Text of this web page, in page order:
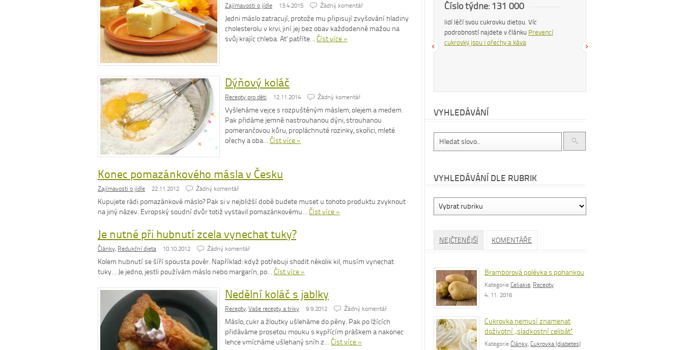
Zajímavosti o jídle 13.4.2015 Źádný komentář
Jedni máslo zatracují, protože mu připisují zvyšování hladiny
cholesterolu v krvi, jiní jej bez obav každodenně mažou na
svůj krajíc chleba. Ať patříte…Číst více »
Dýňový koláč
Recepty pro děti 12.11.2014 Źádný komentář
Vyšleháme vejce s rozpuštěným máslem, olejem a medem.
Pak přidáme jemně nastrouhanou dýni, strouhanou
pomerančovou kůru, propláchnuté rozinky, skořici, mleté
ořechy a oba…Číst více »
Konec pomazánkového másla v Česku
Zajímavosti o jídle 22.11.2012 Źádný komentář
Kupujete rádi pomazánkové máslo? Pak si v nejbližší době budete muset u tohoto produktu zvyknout
na jiný název. Evropský soudní dvůr totiž vystavil pomazánkovému…Číst více »
Je nutné při hubnutí zcela vynechat tuky?
Články, Redukční dieta 10.10.2012 Źádný komentář
Kolem hubnutí se šíří spousta pověr. Například: když potřebuji shodit několik kil, musím vynechat
tuky… Je jedno, jestli používám máslo nebo margarín, po…Číst více »
Nedělní koláč s jablky
Recepty, Vaše recepty a triky 9.9.2012 Źádný komentář
Máslo, cukr a žloutky ušleháme do pěny. Pak po lžících
přidáváme prosetou mouku s kypřícím práškem a nakonec
lehce vmícháme ušlehaný sníh z…Číst více »
Dobrá rada
Nedaří se vám zhubnout? Trpíte často
zácpou a potřebujete si upravit zažívání?
Na tyto a mnohé další problémy existuje
Číslo týdne: 131 000
lidí léčí svou cukrovku dietou. Víc
podrobností najdete v článku Prevencí
cukrovky jsou i ořechy a káva
čemuž se po pikantním jídle můžeme
cítit šťastnější a spokojenější. Více se
VYHLEDÁVÁNÍ
VYHLEDÁVÁNÍ DLE RUBRIK
dle
NEJČTENĚJŠÍ KOMENTÁŘE
Bramborová polévka s pohankou
Kategorie Celiakie, Recepty
4. 11. 2016
Cukrovka nemusí znamenat
doživotní „sladkostní celibát“
Kategorie Články, Cukrovka (diabetes)